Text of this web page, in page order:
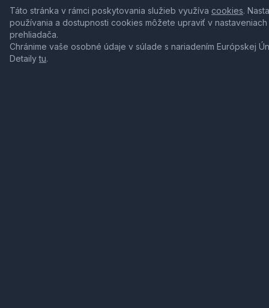
Táto stránka v rámci poskytovania služieb využíva cookies.
používania a dostupnosti cookies môžete upraviť v nastaveniach
prehliadača.
Chránime vaše osobné údaje v súlade s nariadením Európskej
Detailytu.